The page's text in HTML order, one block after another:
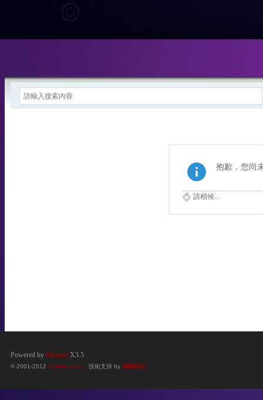
抱歉，您尚
請稍候...
Powered by Discuz! X3.5
© 2001-2012 Comsenz Inc. . 技術支持 by 巔峰設計